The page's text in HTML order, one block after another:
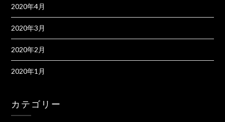
2020年4月
2020年3月
2020年2月
2020年1月
カテゴリー